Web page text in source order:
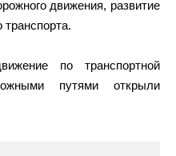
движения, развитие
транспорта.
по транспортной
путями открыли